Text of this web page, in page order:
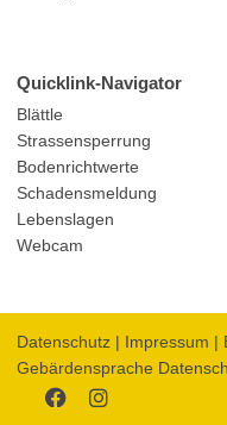
Quicklink-Navigator
Blättle
Strassensperrung
Bodenrichtwerte
Schadensmeldung
Lebenslagen
Webcam
Datenschutz| Impressum
Gebärdensprache